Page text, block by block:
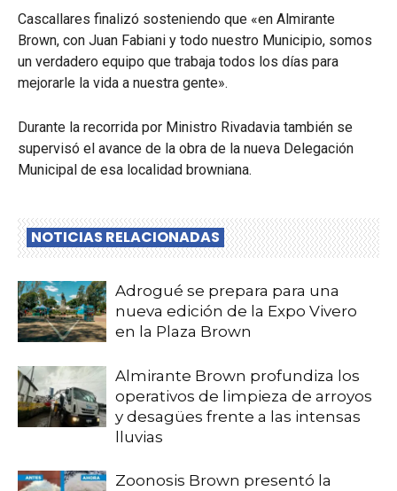
Cascallares finalizó sosteniendo que «en Almirante
Brown, con Juan Fabiani y todo nuestro Municipio, somos
un verdadero equipo que trabaja todos los días para
mejorarle la vida a nuestra gente».
Durante la recorrida por Ministro Rivadavia también se
supervisó el avance de la obra de la nueva Delegación
Municipal de esa localidad browniana.
NOTICIAS RELACIONADAS
Adrogué se prepara para una
nueva edición de la Expo Vivero
en la Plaza Brown
Almirante Brown profundiza los
operativos de limpieza de arroyos
y desagües frente a las intensas
lluvias
Zoonosis Brown presentó la